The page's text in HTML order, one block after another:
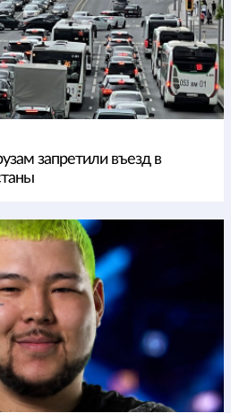
запретили въезд в